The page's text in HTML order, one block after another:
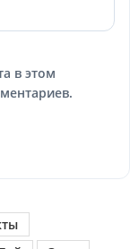
в этом